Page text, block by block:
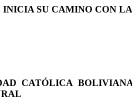
SU CAMINO CON
CATÓLICA